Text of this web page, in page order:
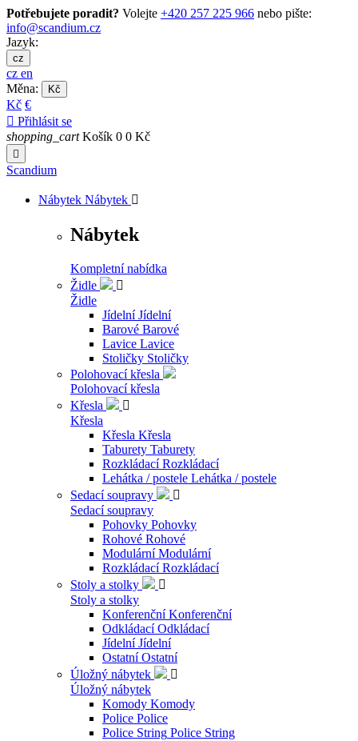
Potřebujete poradit? Volejte +420 257 225 966 nebo pište:
info@scandium.cz
Jazyk:
cz
cz en
Měna:
Kč
Kč €
 Přihlásit se
shopping_cart Košík 0 0 Kč

Scandium
Nábytek Nábytek 
Nábytek
Kompletní nabídka
Židle

Židle
Jídelní Jídelní
Barové Barové
Lavice Lavice
Stoličky Stoličky
Polohovací křesla
Polohovací křesla
Křesla

Křesla
Křesla Křesla
Taburety Taburety
Rozkládací Rozkládací
Lehátka / postele Lehátka / postele
Sedací soupravy

Sedací soupravy
Pohovky Pohovky
Rohové Rohové
Modulární Modulární
Rozkládací Rozkládací
Stoly a stolky

Stoly a stolky
Konferenční Konferenční
Odkládací Odkládací
Jídelní Jídelní
Ostatní Ostatní
Úložný nábytek

Úložný nábytek
Komody Komody
Police Police
Police String Police String